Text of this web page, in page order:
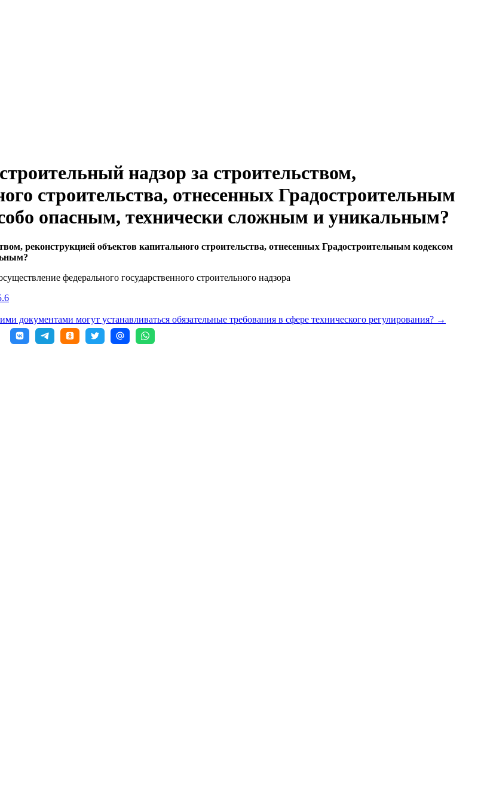
надзор за строительством,
строительства, отнесенных Градостроительным
опасным, технически сложным и уникальным?
реконструкцией объектов капитального строительства, отнесенных Градостроительным кодексом
федерального государственного строительного надзора
документами могут устанавливаться обязательные требования в сфере технического регулирования? →